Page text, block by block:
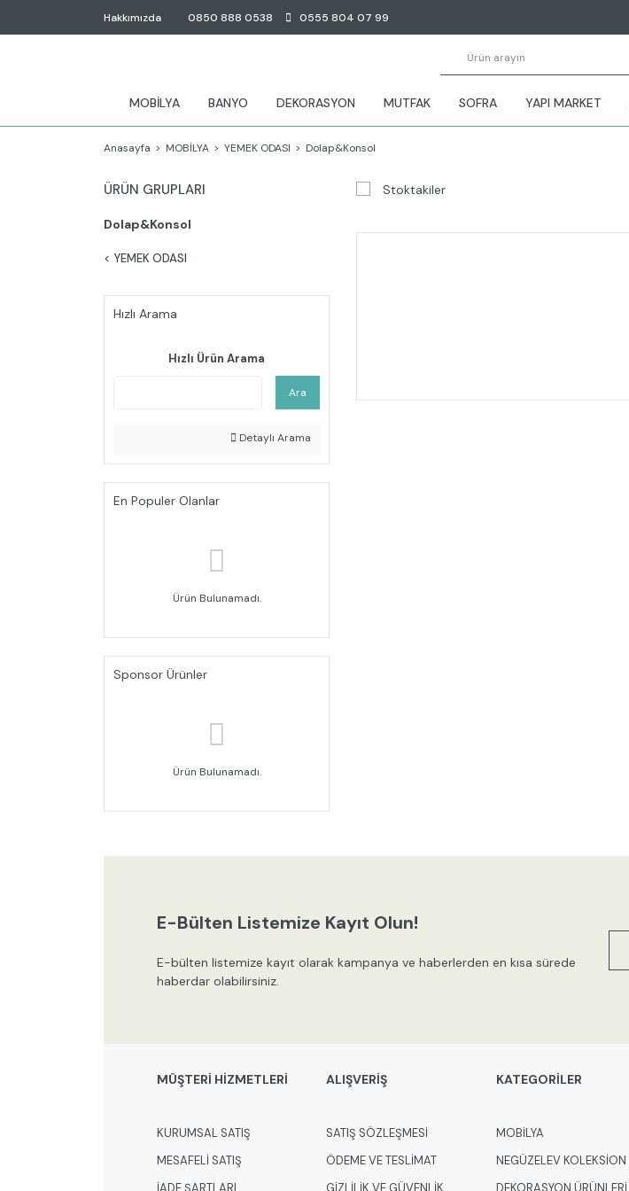
Hakkımızda 0850 888 0538 0555 804 07 99
MOBİLYA BANYO DEKORASYON MUTFAK SOFRA YAPI MARKET
Anasayfa MOBİLYA YEMEK ODASI Dolap&Konsol
ÜRÜN GRUPLARI
Dolap&Konsol
YEMEK ODASI
Hızlı Arama
Hızlı Ürün Arama
Ara
Detaylı Arama
En Populer Olanlar
Ürün Bulunamadı.
Sponsor Ürünler
Ürün Bulunamadı.
Stoktakiler
E-Bülten Listemize Kayıt Olun!
E-bülten listemize kayıt olarak kampanya ve haberlerden en kısa sürede
haberdar olabilirsiniz.
MÜŞTERİ HİZMETLERİ
KURUMSAL SATIŞ
MESAFELİ SATIŞ
İADE ŞARTLARI
ALIŞVERİŞ
SATIŞ SÖZLEŞMESİ
ÖDEME VE TESLİMAT
GİZLİLİK VE GÜVENLİK
KATEGORİLER
MOBİLYA
NEGÜZELEV KOLEKSİON
DEKORASYON ÜRÜNLERİ